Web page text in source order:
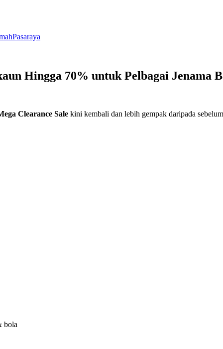
Pasaraya
Hingga 70% untuk Pelbagai Jenama
Clearance Sale kini kembali dan lebih gempak daripada
bola